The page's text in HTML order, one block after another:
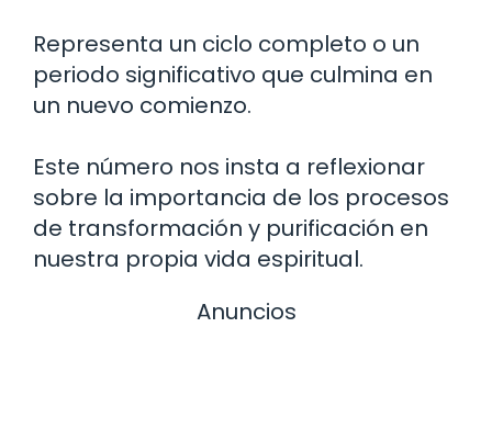
Representa un ciclo completo o un
periodo significativo que culmina en
un nuevo comienzo.
Este número nos insta a reflexionar
sobre la importancia de los procesos
de transformación y purificación en
nuestra propia vida espiritual.
Anuncios